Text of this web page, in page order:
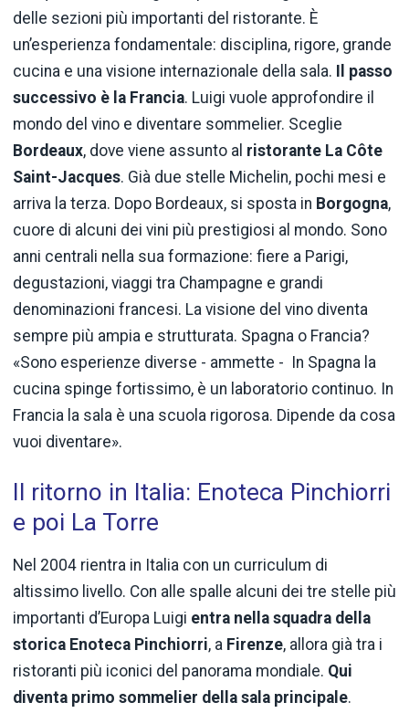
delle sezioni più importanti del ristorante. È
un’esperienza fondamentale: disciplina, rigore, grande
cucina e una visione internazionale della sala.
Il passo
successivo è la Francia. Luigi vuole approfondire il
mondo del vino e diventare sommelier. Sceglie
Bordeaux, dove viene assunto al ristorante La Côte
Saint-Jacques. Già due stelle Michelin, pochi mesi e
arriva la terza. Dopo Bordeaux, si sposta in Borgogna,
cuore di alcuni dei vini più prestigiosi al mondo. Sono
anni centrali nella sua formazione: fiere a Parigi,
degustazioni, viaggi tra Champagne e grandi
denominazioni francesi. La visione del vino diventa
sempre più ampia e strutturata. Spagna o Francia?
«Sono esperienze diverse - ammette - In Spagna la
cucina spinge fortissimo, è un laboratorio continuo. In
Francia la sala è una scuola rigorosa. Dipende da cosa
vuoi diventare».
Il ritorno in Italia: Enoteca Pinchiorri
e poi La Torre
Nel 2004 rientra in Italia con un curriculum di
altissimo livello. Con alle spalle alcuni dei tre stelle più
importanti d’Europa Luigi entra nella squadra della
storica Enoteca Pinchiorri, a Firenze, allora già tra i
ristoranti più iconici del panorama mondiale. Qui
diventa primo sommelier della sala principale.